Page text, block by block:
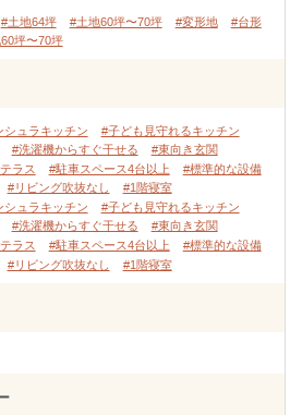
#土地64坪 #土地60坪〜70坪 #変形地
#台形
坪〜70坪
シュラキッチン
#子ども見守れるキッチン
#洗濯機からすぐ干せる
#東向き玄関
ラス #駐車スペース4台以上
#標準的な設備
#リビング吹抜なし
#1階寝室
シュラキッチン
#子ども見守れるキッチン
#洗濯機からすぐ干せる
#東向き玄関
ラス #駐車スペース4台以上
#標準的な設備
#リビング吹抜なし #1階寝室